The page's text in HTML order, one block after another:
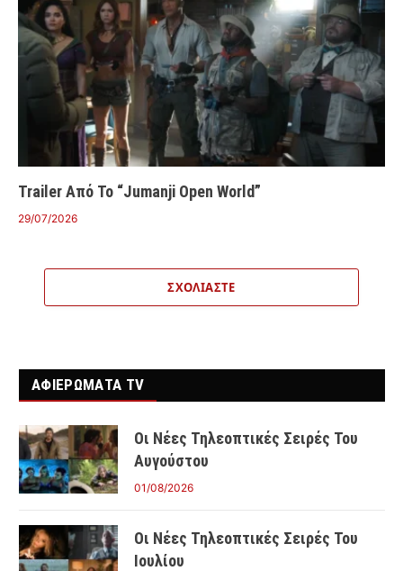
Trailer Από Το “Jumanji Open World”
29/07/2026
ΣΧΟΛΙΆΣΤΕ
ΑΦΙΕΡΩΜΑΤΑ TV
Οι Νέες Τηλεοπτικές Σειρές Του
Αυγούστου
01/08/2026
Οι Νέες Τηλεοπτικές Σειρές Του
Ιουλίου